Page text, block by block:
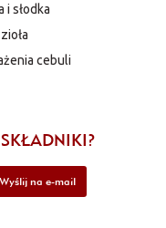
i słodka
cebuli
Wyślij na e-mail